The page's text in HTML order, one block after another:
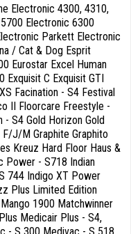
Electronic 4300, 4310,
Electronic 6300
Parkett Electronic
/ Cat & Dog Esprit
Eurostar Excel Human
Exquisit C Exquisit GTI
Facination - S4 Festival
II Floorcare Freestyle -
- S4 Gold Horizon Gold
J/M Graphite Graphito
Kreuz Hard Floor Haus &
Power - S718 Indian
744 Indigo XT Power
Plus Limited Edition
1900 Matchwinner
Medicair Plus - S4,